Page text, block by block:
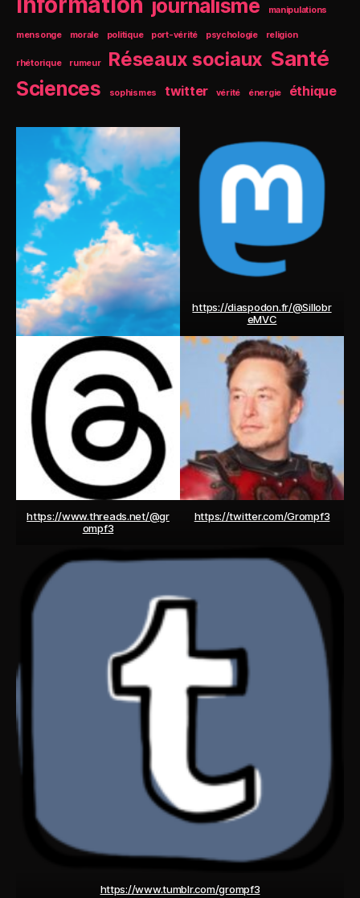
journalisme manipulations
mensonge morale politique port-vérité psychologie religion
rhétorique rumeur Réseaux sociaux Santé
Sciences sophismes twitter vérité énergie éthique
https://diaspodon.fr/@Sillobr
eMVC
https://www.threads.net/@gr
ompf3
https://twitter.com/Grompf3
https://www.tumblr.com/grompf3